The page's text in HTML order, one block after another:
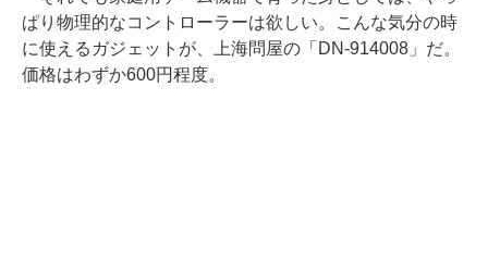
ぱり物理的なコントローラーは欲しい。こんな気分の時
に使えるガジェットが、上海問屋の「DN-914008」だ。
価格はわずか600円程度。